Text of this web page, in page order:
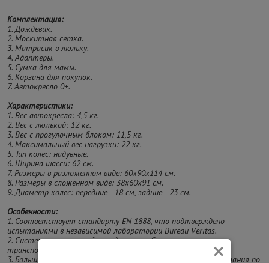
Комплектация:
1. Дождевик.
2. Москитная сетка.
3. Матрасик в люльку.
4. Адаптеры.
5. Сумка для мамы.
6. Корзина для покупок.
7. Автокресло 0+.
Характеристики:
1. Вес автокресла: 4,5 кг.
2. Вес с люлькой: 12 кг.
3. Вес с прогулочным блоком: 11,5 кг.
4. Максимальный вес нагрузки: 22 кг.
5. Тип колес: надувные.
6. Ширина шасси: 62 см.
7. Размеры в разложенном виде: 60x90x114 см.
8. Размеры в сложенном виде: 38x60x91 см.
9. Диаметр колес: передние - 18 см, задние - 23 см.
Особенности:
1. Соответствует стандарту EN 1888, что подтверждено
испытаниями в независимой лаборатории Bureau Veritas.
2. Система компактной складывания облегчает хранение и
транспортировку.
3. Большие надувные колеса идеально подойдут даже для катания по
×